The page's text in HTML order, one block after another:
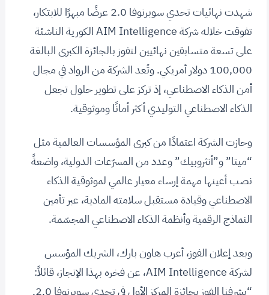
شهدت نهائيات تحدي سوبرنوفا 2.0 عرضًا مبهرًا للابتكار،
تفوقت خلاله شركة AIM Intelligence الكورية الناشئة
على تسعة متسابقين نهائيين لتفوز بالجائزة الكبرى البالغة
100,000 دولار أمريكي. وتُعد الشركة من الرواد في مجال
أمن الذكاء الاصطناعي، إذ تركز على تطوير حلول تجعل
الذكاء الاصطناعي التوليدي أكثر أمانًا وموثوقية.
وحازت الشركة اعتمادًا من كبرى المؤسسات العالمية مثل
“ميتا” و”أنثروبيك” وعدد من المسرّعات الدولية، واضعةً
نصب أعينها مهمة إرساء معيار عالمي لموثوقية الذكاء
الاصطناعي وقيادة مستقبل سلامته المادية، عبر تأمين
النماذج الرقمية وأنظمة الذكاء الاصطناعي المجسّمة.
وبعد إعلان الفوز، أعرب هاون بارك، الشريك المؤسس
لشركة AIM Intelligence، عن فخره بهذا الإنجاز، قائلاً:
“يشرفنا الفوز بجائزة المركز الأول في تحدي سوبرنوفا 2.0.